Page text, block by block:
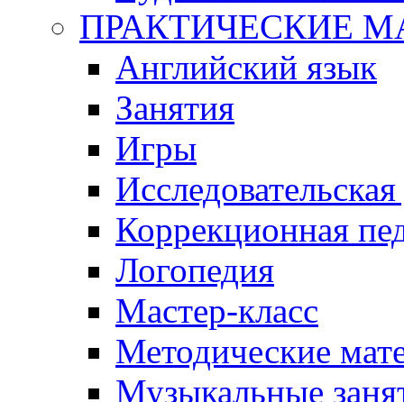
ПРАКТИЧЕСКИЕ
Английский язык
Занятия
Игры
Коррекционная
Логопедия
Мастер-класс
Методические
Музыкальные